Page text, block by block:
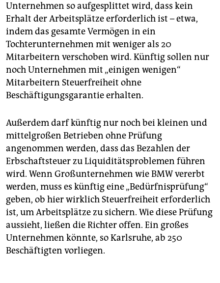
Unternehmen so aufgesplittet wird, dass kein
Erhalt der Arbeitsplätze erforderlich ist – etwa,
indem das gesamte Vermögen in ein
Tochterunternehmen mit weniger als 20
Mitarbeitern verschoben wird. Künftig sollen nur
noch Unternehmen mit „einigen wenigen“
Mitarbeitern Steuerfreiheit ohne
Beschäftigungsgarantie erhalten.
Außerdem darf künftig nur noch bei kleinen und
mittelgroßen Betrieben ohne Prüfung
angenommen werden, dass das Bezahlen der
Erbschaftsteuer zu Liquiditätsproblemen führen
wird. Wenn Großunternehmen wie BMW vererbt
werden, muss es künftig eine „Bedürfnisprüfung“
geben, ob hier wirklich Steuerfreiheit erforderlich
ist, um Arbeitsplätze zu sichern. Wie diese Prüfung
aussieht, ließen die Richter offen. Ein großes
Unternehmen könnte, so Karlsruhe, ab 250
Beschäftigten vorliegen.